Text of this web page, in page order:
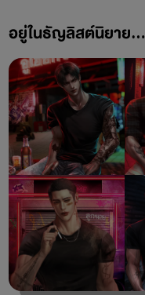
อยู่ในธัญลิสต์นิยาย...